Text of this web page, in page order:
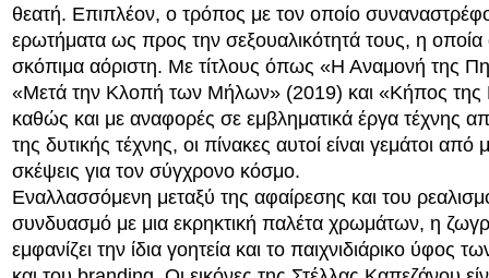
θεατή. Επιπλέον, ο τρόπος με τον οποίο
ερωτήματα ως προς την σεξουαλικότητά τους, η οποία
σκόπιμα αόριστη. Με τίτλους όπως «Η Αναμονή της
«Μετά την Κλοπή των Μήλων» (2019) και «Κήπος της
καθώς και με αναφορές σε εμβληματικά έργα τέχνης
της δυτικής τέχνης, οι πίνακες αυτοί είναι γεμάτοι από
σκέψεις για τον σύγχρονο κόσμο.
Εναλλασσόμενη μεταξύ της αφαίρεσης και του
συνδυασμό με μια εκρηκτική παλέτα χρωμάτων, η
εμφανίζει την ίδια γοητεία και το παιχνιδιάρικο ύφος